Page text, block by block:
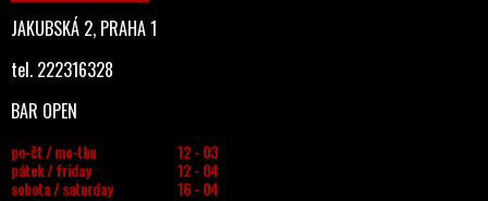
JAKUBSKÁ 2, PRAHA 1
tel. 222316328
BAR OPEN
po-čt / mo-thu
12 - 03
pátek / friday
12 - 04
sobota / saturday
16 - 04